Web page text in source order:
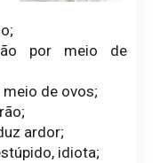
por meio de
de ovos;
ardor;
idiota;